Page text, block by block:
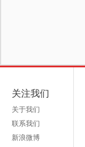
关注我们
关于我们
联系我们
新浪微博